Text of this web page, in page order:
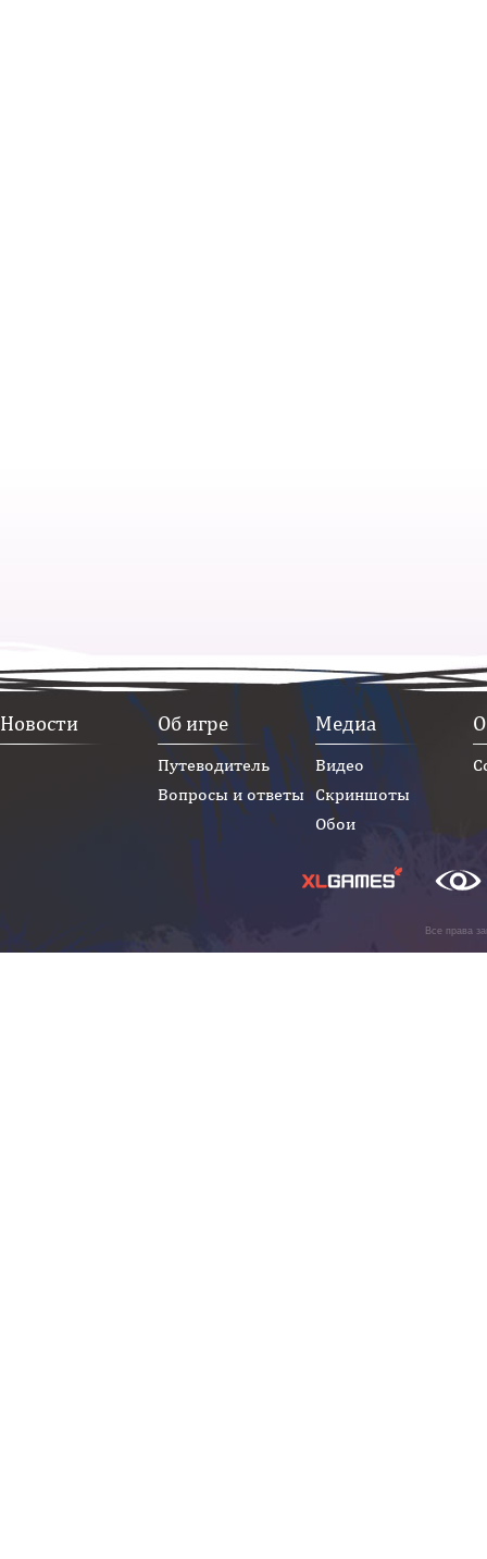
Новости Об игре
Путеводитель
Вопросы и ответы
Медиа
Видео
Скриншоты
Обои
Все права